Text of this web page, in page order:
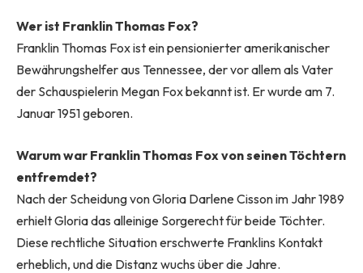
Wer ist Franklin Thomas Fox?
Franklin Thomas Fox ist ein pensionierter amerikanischer
Bewährungshelfer aus Tennessee, der vor allem als Vater
der Schauspielerin Megan Fox bekannt ist. Er wurde am 7.
Januar 1951 geboren.
Warum war Franklin Thomas Fox von seinen Töchtern
entfremdet?
Nach der Scheidung von Gloria Darlene Cisson im Jahr 1989
erhielt Gloria das alleinige Sorgerecht für beide Töchter.
Diese rechtliche Situation erschwerte Franklins Kontakt
erheblich, und die Distanz wuchs über die Jahre.